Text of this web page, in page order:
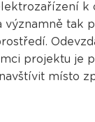
k
významně tak
projektu je
místo